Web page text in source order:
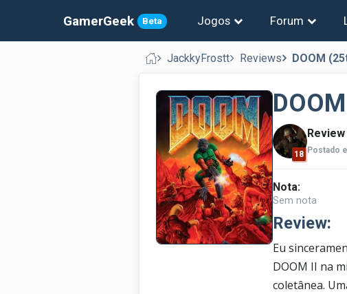
GamerGeek Beta Jogos Forum
JackkyFrostt Reviews DOOM
18
Review
Postado
Nota:
Sem nota
Review:
Eu
DOOM II na
coletânea.